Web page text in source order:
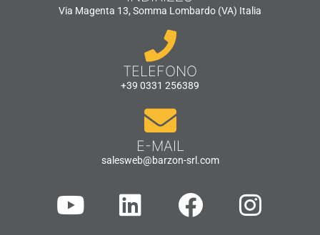
Via Magenta 13, Somma Lombardo (VA) Italia
TELEFONO
+39 0331 256389
E-MAIL
salesweb@barzon-srl.com
Y
O
L
I
F
A
I
N